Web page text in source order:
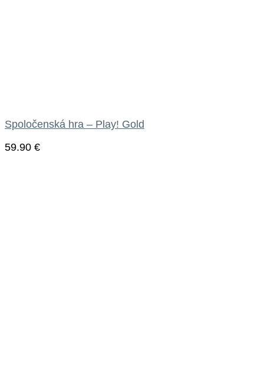
Spoločenská hra – Play! Gold
59.90 €